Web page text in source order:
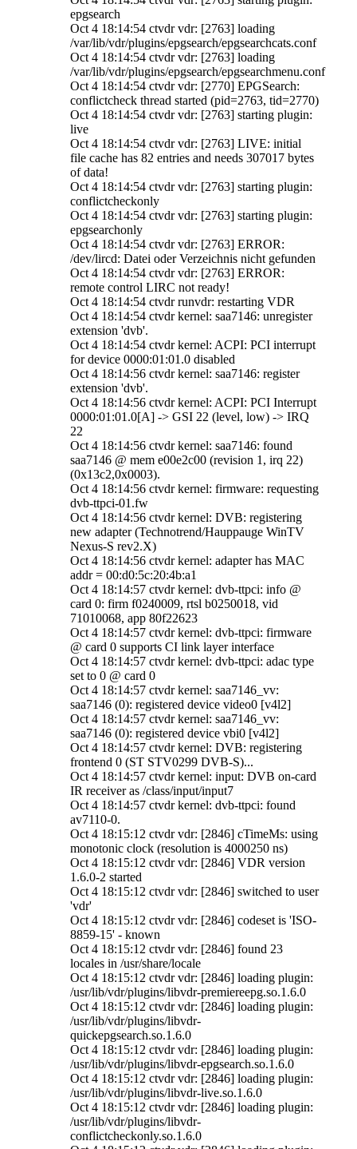
epgsearch
Oct 4 18:14:54 ctvdr vdr: [2763] loading
/var/lib/vdr/plugins/epgsearch/epgsearchcats.conf
Oct 4 18:14:54 ctvdr vdr: [2763] loading
/var/lib/vdr/plugins/epgsearch/epgsearchmenu.conf
Oct 4 18:14:54 ctvdr vdr: [2770] EPGSearch:
conflictcheck thread started (pid=2763, tid=2770)
Oct 4 18:14:54 ctvdr vdr: [2763] starting plugin:
live
Oct 4 18:14:54 ctvdr vdr: [2763] LIVE: initial
file cache has 82 entries and needs 307017 bytes
of data!
Oct 4 18:14:54 ctvdr vdr: [2763] starting plugin:
conflictcheckonly
Oct 4 18:14:54 ctvdr vdr: [2763] starting plugin:
epgsearchonly
Oct 4 18:14:54 ctvdr vdr: [2763] ERROR:
/dev/lircd: Datei oder Verzeichnis nicht gefunden
Oct 4 18:14:54 ctvdr vdr: [2763] ERROR:
remote control LIRC not ready!
Oct 4 18:14:54 ctvdr runvdr: restarting VDR
Oct 4 18:14:54 ctvdr kernel: saa7146: unregister
extension 'dvb'.
Oct 4 18:14:54 ctvdr kernel: ACPI: PCI interrupt
for device 0000:01:01.0 disabled
Oct 4 18:14:56 ctvdr kernel: saa7146: register
extension 'dvb'.
Oct 4 18:14:56 ctvdr kernel: ACPI: PCI Interrupt
0000:01:01.0[A] -> GSI 22 (level, low) -> IRQ
22
Oct 4 18:14:56 ctvdr kernel: saa7146: found
saa7146 @ mem e00e2c00 (revision 1, irq 22)
(0x13c2,0x0003).
Oct 4 18:14:56 ctvdr kernel: firmware: requesting
dvb-ttpci-01.fw
Oct 4 18:14:56 ctvdr kernel: DVB: registering
new adapter (Technotrend/Hauppauge WinTV
Nexus-S rev2.X)
Oct 4 18:14:56 ctvdr kernel: adapter has MAC
addr = 00:d0:5c:20:4b:a1
Oct 4 18:14:57 ctvdr kernel: dvb-ttpci: info @
card 0: firm f0240009, rtsl b0250018, vid
71010068, app 80f22623
Oct 4 18:14:57 ctvdr kernel: dvb-ttpci: firmware
@ card 0 supports CI link layer interface
Oct 4 18:14:57 ctvdr kernel: dvb-ttpci: adac type
set to 0 @ card 0
Oct 4 18:14:57 ctvdr kernel: saa7146_vv:
saa7146 (0): registered device video0 [v4l2]
Oct 4 18:14:57 ctvdr kernel: saa7146_vv:
saa7146 (0): registered device vbi0 [v4l2]
Oct 4 18:14:57 ctvdr kernel: DVB: registering
frontend 0 (ST STV0299 DVB-S)...
Oct 4 18:14:57 ctvdr kernel: input: DVB on-card
IR receiver as /class/input/input7
Oct 4 18:14:57 ctvdr kernel: dvb-ttpci: found
av7110-0.
Oct 4 18:15:12 ctvdr vdr: [2846] cTimeMs: using
monotonic clock (resolution is 4000250 ns)
Oct 4 18:15:12 ctvdr vdr: [2846] VDR version
1.6.0-2 started
Oct 4 18:15:12 ctvdr vdr: [2846] switched to user
'vdr'
Oct 4 18:15:12 ctvdr vdr: [2846] codeset is 'ISO-
8859-15' - known
Oct 4 18:15:12 ctvdr vdr: [2846] found 23
locales in /usr/share/locale
Oct 4 18:15:12 ctvdr vdr: [2846] loading plugin:
/usr/lib/vdr/plugins/libvdr-premiereepg.so.1.6.0
Oct 4 18:15:12 ctvdr vdr: [2846] loading plugin:
/usr/lib/vdr/plugins/libvdr-
quickepgsearch.so.1.6.0
Oct 4 18:15:12 ctvdr vdr: [2846] loading plugin:
/usr/lib/vdr/plugins/libvdr-epgsearch.so.1.6.0
Oct 4 18:15:12 ctvdr vdr: [2846] loading plugin:
/usr/lib/vdr/plugins/libvdr-live.so.1.6.0
Oct 4 18:15:12 ctvdr vdr: [2846] loading plugin:
/usr/lib/vdr/plugins/libvdr-
conflictcheckonly.so.1.6.0